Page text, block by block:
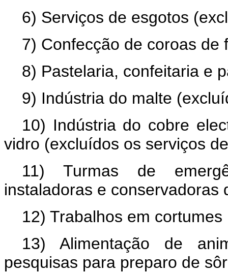
6) Serviços de esgotos
7) Confecção de coroas de
8) Pastelaria, confeitaria e
9) Indústria do malte
10) Indústria do cobre
vidro (excluídos os serviços
11) Turmas de
instaladoras e conservadoras
12) Trabalhos em
13) Alimentação de
pesquisas para preparo de